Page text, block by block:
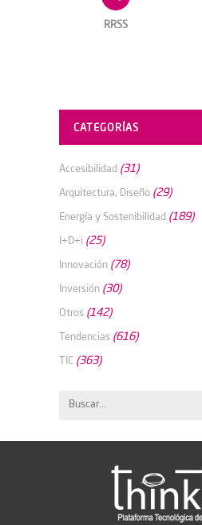
RRSS
CATEGORÍAS
Accesibilidad (31)
Arquitectura, Diseño (29)
Energía y Sostenibilidad (189)
I+D+i (25)
Innovación (78)
Inversión (30)
Otros (142)
Tendencias (616)
TIC (363)